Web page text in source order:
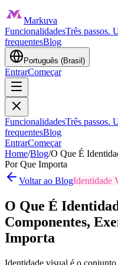
Markuva
FuncionalidadesTrês passos.
frequentesBlog
Português (Brasil)
EntrarComeçar
FuncionalidadesTrês passos.
frequentesBlog
EntrarComeçar
Home/Blog/O Que É
Por Que Importa
Voltar ao BlogIdentidade
O Que É
Componentes,
Importa
Identidade visual é o